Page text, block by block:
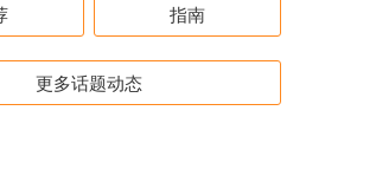
指南
更多话题动态